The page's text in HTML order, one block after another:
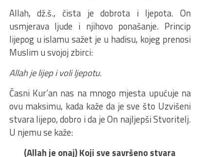
Allah, dž.š., čista je dobrota i ljepota. On
usmjerava ljude i njihovo ponašanje. Princip
lijepog u islamu sažet je u hadisu, kojeg prenosi
Muslim u svojoj zbirci:
Allah je lijep i voli ljepotu.
Časni Kur’an nas na mnogo mjesta upućuje na
ovu maksimu, kada kaže da je sve što Uzvišeni
stvara lijepo, dobro i da je On najljepši Stvoritelj.
U njemu se kaže:
(Allah je onaj) Koji sve savršeno stvara